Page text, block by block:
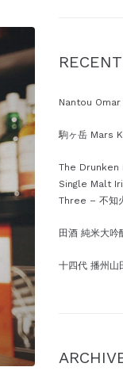
Nantou
駒ヶ岳 Mars
The Drunken
Single Malt
Three – 不知
田酒 純米大吟
十四代 播州山